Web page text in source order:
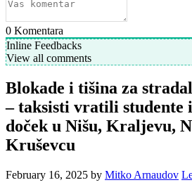
0 Komentara
Inline Feedbacks
View all comments
Blokade i tišina za
– taksisti vratili studente
doček u Nišu, Kraljevu,
Kruševcu
February 16, 2025 by Mitko Arnaudov